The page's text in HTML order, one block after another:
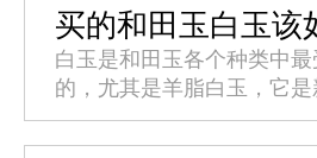
变化，比如会发暗、变黄，
的玉质竟然不复存在。玉石
就变黄的情况是常见的，而
缘...
买的和田玉白玉该
别？
白玉是和田玉各个种类中
的，尤其是羊脂白玉，它是
白玉中的极品，白、糯、
细，且数量极少。目前市